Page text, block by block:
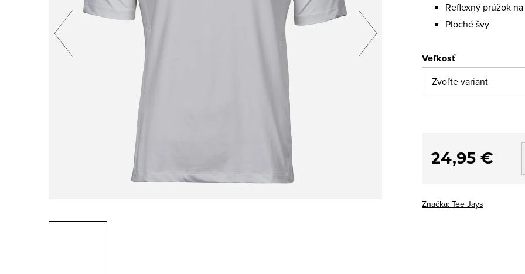
Reflexný prúžok
Ploché švy
Veľkosť
24,95 €
Značka: Tee Jays